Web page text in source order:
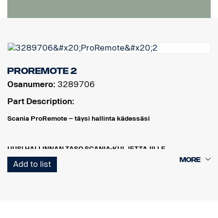
ProRemote 2
Osanumero: 3289706
Part Description:
Scania ProRemote – täysi hallinta kädessäsi
UUSI HALLINNAN TASO SCANIA-KULJETTAJILLE
Scania ProRemote on enemmän kuin pelkkä työkalu – se on
älykäs hallintajärjestelmä, joka helpottaa ja tehostaa työpäivääsi.
Add to list